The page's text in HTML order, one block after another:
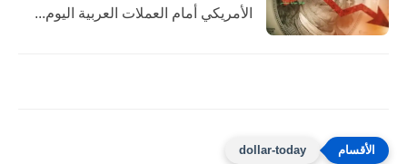
الأمريكي أمام العملات العربية اليوم...
dollar-today